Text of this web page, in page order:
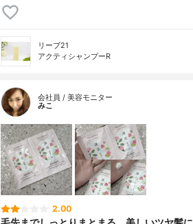
リーブ21
アクティシャンプーR
会社員 / 美容モニター
みこ
2.00